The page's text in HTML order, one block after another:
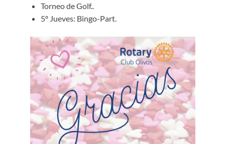
Torneo de Golf..
5º Jueves: Bingo-Part.